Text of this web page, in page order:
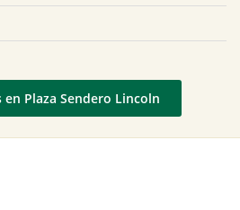
Plaza Sendero Lincoln